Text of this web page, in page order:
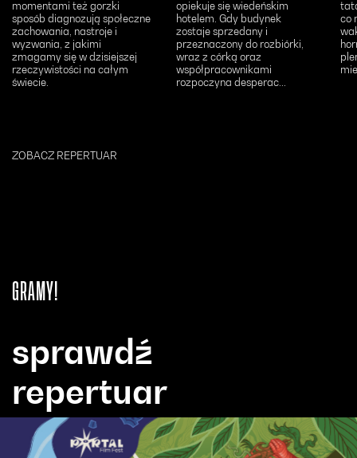
momentami też gorzki
sposób diagnozują społeczne
zachowania, nastroje i
wyzwania, z jakimi
zmagamy się w dzisiejszej
rzeczywistości na całym
świecie.
opiekuje się wiedeńskim
hotelem. Gdy budynek
zostaje sprzedany i
przeznaczony do rozbiórki,
wraz z córką oraz
współpracownikami
rozpoczyna desperac...
co
ZOBACZ REPERTUAR
GRAMY!
sprawdź
repertuar